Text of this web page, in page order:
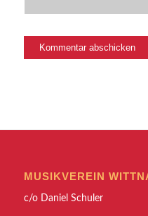
MUSIKVEREIN
c/o Daniel Schuler